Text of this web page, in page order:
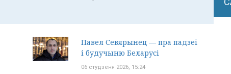
Павел Севярынец — пра падзеі
і будучыню Беларусі
06 студзеня 2026, 15:24